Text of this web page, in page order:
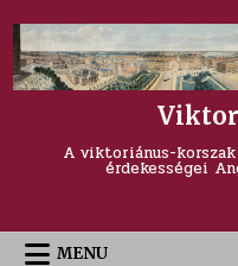
content
A viktoriánus-
érdekességei
MENU